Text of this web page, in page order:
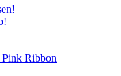
Pink Ribbon